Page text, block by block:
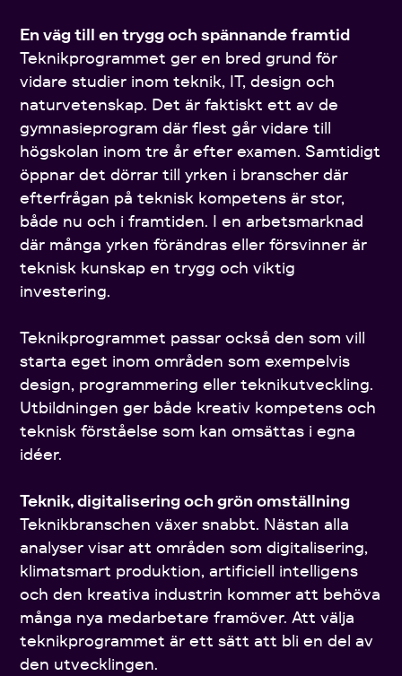
En väg till en trygg och spännande framtid
Teknikprogrammet ger en bred grund för
vidare studier inom teknik, IT, design och
naturvetenskap. Det är faktiskt ett av de
gymnasieprogram där flest går vidare till
högskolan inom tre år efter examen. Samtidigt
öppnar det dörrar till yrken i branscher där
efterfrågan på teknisk kompetens är stor,
både nu och i framtiden. I en arbetsmarknad
där många yrken förändras eller försvinner är
teknisk kunskap en trygg och viktig
investering.
Teknikprogrammet passar också den som vill
starta eget inom områden som exempelvis
design, programmering eller teknikutveckling.
Utbildningen ger både kreativ kompetens och
teknisk förståelse som kan omsättas i egna
idéer.
Teknik, digitalisering och grön omställning
Teknikbranschen växer snabbt. Nästan alla
analyser visar att områden som digitalisering,
klimatsmart produktion, artificiell intelligens
och den kreativa industrin kommer att behöva
många nya medarbetare framöver. Att välja
teknikprogrammet är ett sätt att bli en del av
den utvecklingen.